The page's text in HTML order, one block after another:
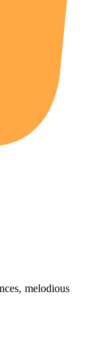
melodious